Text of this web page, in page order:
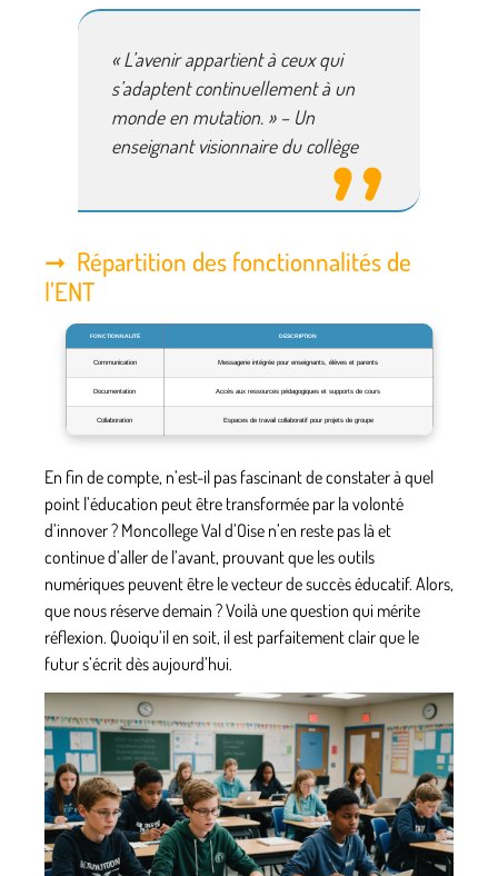
« L’avenir appartient à ceux qui
s’adaptent continuellement à un
monde en mutation. » – Un
enseignant visionnaire du collège
Répartition des fonctionnalités de
l’ENT
FONCTIONNALITÉ DESCRIPTION
Communication Messagerie intégrée pour enseignants, élèves et parents
Documentation Accès aux ressources pédagogiques et supports de cours
Collaboration Espaces de travail collaboratif pour projets de groupe
En fin de compte, n’est-il pas fascinant de constater à quel
point l’éducation peut être transformée par la volonté
d’innover ? Moncollege Val d’Oise n’en reste pas là et
continue d’aller de l’avant, prouvant que les outils
numériques peuvent être le vecteur de succès éducatif. Alors,
que nous réserve demain ? Voilà une question qui mérite
réflexion. Quoiqu’il en soit, il est parfaitement clair que le
futur s’écrit dès aujourd’hui.